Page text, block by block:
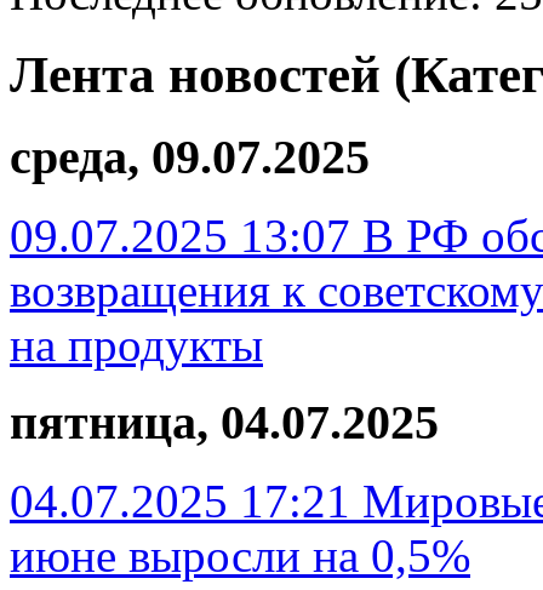
Лента новостей
среда, 09.07.2025
09.07.2025 13:07 В РФ
возвращения к
на продукты
пятница, 04.07.2025
04.07.2025 17:21
июне выросли на 0,5%